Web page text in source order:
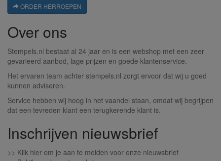
ORDER HERROEPEN
Over ons
Stempels.nl bestaat al 24 jaar en is een webshop met een zeer
gevarieerd aanbod, lage prijzen en goede klantenservice.
Het ervaren team achter stempels.nl zorgt ervoor dat wij u goed
kunnen adviseren.
Service hebben wij hoog in het vaandel staan, omdat wij begrijpen
dat een tevreden klant een terugkerende klant is.
Inschrijven nieuwsbrief
>> Klik hier om je aan te melden voor onze nieuwsbrief